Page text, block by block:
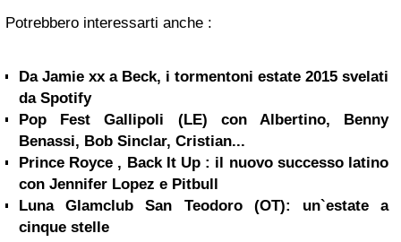
Potrebbero interessarti anche :
Da Jamie xx a Beck, i tormentoni estate 2015 svelati
da Spotify
Pop Fest Gallipoli (LE) con Albertino, Benny
Benassi, Bob Sinclar, Cristian...
Prince Royce , Back It Up : il nuovo successo latino
con Jennifer Lopez e Pitbull
Luna Glamclub San Teodoro (OT): un`estate a
cinque stelle